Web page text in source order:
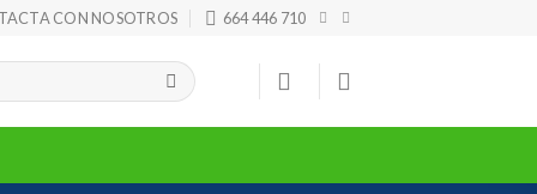
CON NOSOTROS 664 446 710